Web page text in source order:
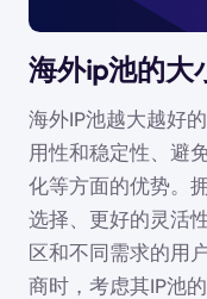
海外ip池的大
海外IP池越大越好
用性和稳定性、避
化等方面的优势。
选择、更好的灵活
区和不同需求的用
商时，考虑其IP池